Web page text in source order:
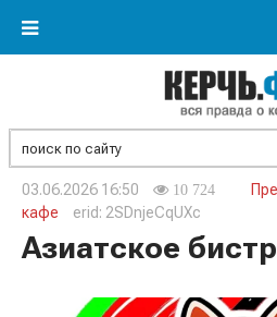
03.06.2026 16:50 10 724
кафе
erid: 2SDnjeCqUXc
Азиатское